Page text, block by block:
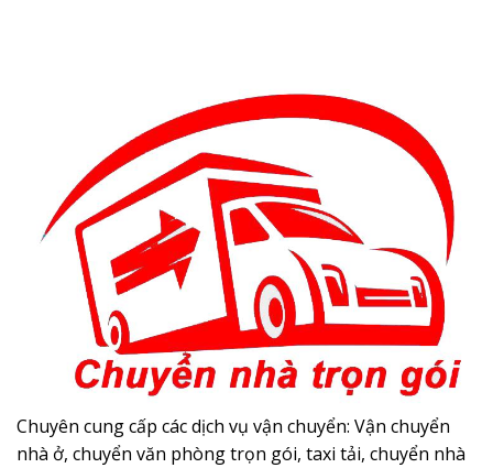
Chuyên cung cấp các dịch vụ vận chuyển: Vận chuyển
nhà ở, chuyển văn phòng trọn gói, taxi tải, chuyển nhà